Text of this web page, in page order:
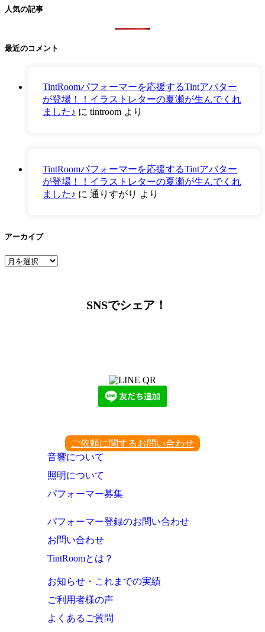
人気の記事
最近のコメント
TintRoomパフォーマーを応援するTintアバター
が登場！！イラストレターの夏瀬が生んでくれ
ました♪ に tintroom より
TintRoomパフォーマーを応援するTintアバター
が登場！！イラストレターの夏瀬が生んでくれ
ました♪ に 通りすがり より
アーカイブ
ア
SNSでシェア！
ご依頼に関するお問い合わせ
音響について
照明について
パフォーマー募集
パフォーマー登録のお問い合わせ
お問い合わせ
TintRoomとは？
お知らせ・これまでの実績
ご利用者様の声
よくあるご質問